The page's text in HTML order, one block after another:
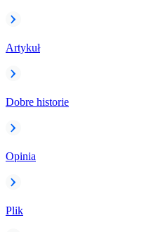
Artykuł
Dobre historie
Opinia
Plik